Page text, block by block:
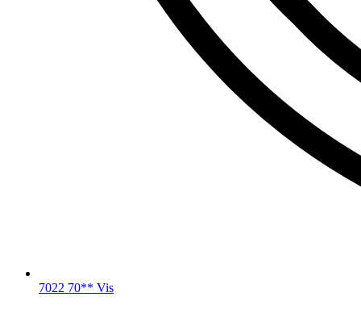
7022 70** Vis